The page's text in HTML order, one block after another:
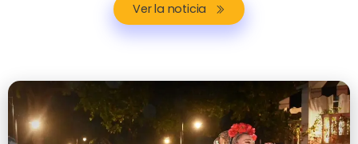
Ver la noticia